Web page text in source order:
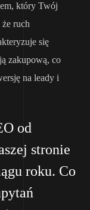
który Twój
ruch
się
zakupową, co
na leady i
od
stronie
roku. Co